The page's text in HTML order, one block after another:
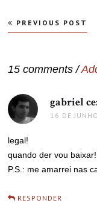
Navegação
de
PREVIOUS POST
15 comments /
gabriel
16 DE
legal!
quando der vou
P.S.: me amarrei nas
RESPONDER